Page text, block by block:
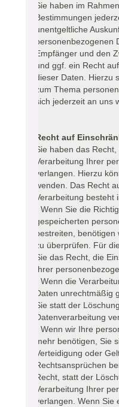
Sie haben im
Bestimmungen
unentgeltliche
personenbezogenen
Empfänger und den
und ggf. ein Recht
dieser Daten. Hierzu
zum Thema
sich jederzeit an uns
Recht auf
Sie haben das
Verarbeitung Ihrer
verlangen. Hierzu
wenden. Das Recht
Verarbeitung besteht
- Wenn Sie die
gespeicherten
bestreiten,
zu überprüfen. Für
Sie das Recht, die
Ihrer
- Wenn die
Daten unrechtmäßig
Sie statt der
Datenverarbeitung
- Wenn wir Ihre
mehr benötigen, Sie
Verteidigung oder
Rechtsansprüchen
Recht, statt der
Verarbeitung Ihrer
verlangen. Wenn Sie